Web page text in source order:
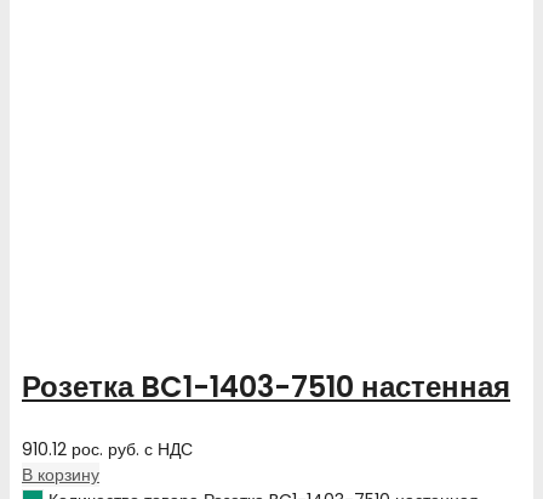
Розетка BC1-1403-7510 настенная
910.12 рос. руб. с НДС
В корзину